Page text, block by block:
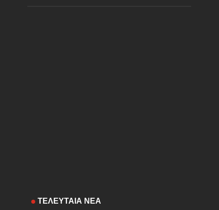
ΤΕΛΕΥΤΑΙΑ ΝΕΑ